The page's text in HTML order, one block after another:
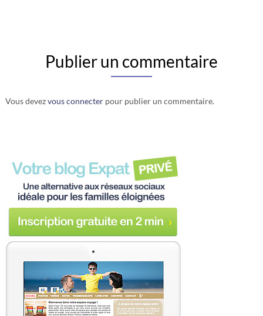
Publier un commentaire
Vous devezvous connecterpour publier un commentaire.